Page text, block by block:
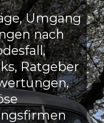
Umgang
nach
Ratgeber